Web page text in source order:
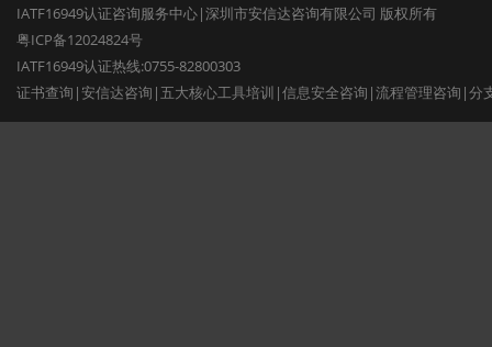
IATF16949认证咨询服务中心|深圳市安信达咨询有限公司 版权所有
粤ICP备12024824号
IATF16949认证热线:0755-82800303
证书查询 |安信达咨询 | 五大核心工具培训 |信息安全咨询 |流程管理咨询 |分